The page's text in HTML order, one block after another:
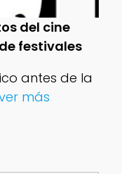
del cine
festivales
antes de la
más